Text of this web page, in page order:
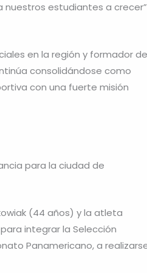
estudiantes a
en la región y formador de
consolidándose como
con una fuerte misión
para la ciudad de
(44 años) y la atleta
integrar la Selección
Panamericano, a